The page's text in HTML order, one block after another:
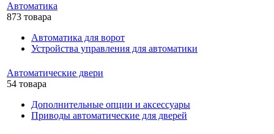
Автоматика
873 товара
Автоматика для ворот
Устройства управления для автоматики
Автоматические двери
54 товара
Дополнительные опции и аксессуары
Приводы автоматические для дверей